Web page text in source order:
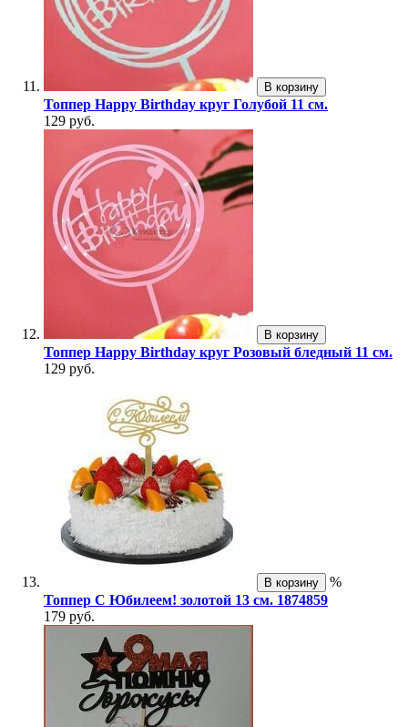
В корзину
Топпер Happy Birthday круг Голубой 11 см.
129 руб.
В корзину
Топпер Happy Birthday круг Розовый бледный 11 см.
129 руб.
В корзину
%
Топпер С Юбилеем! золотой 13 см. 1874859
179 руб.